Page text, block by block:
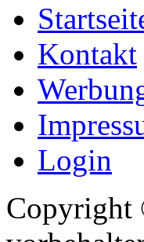
Kontakt
Login
Copyright